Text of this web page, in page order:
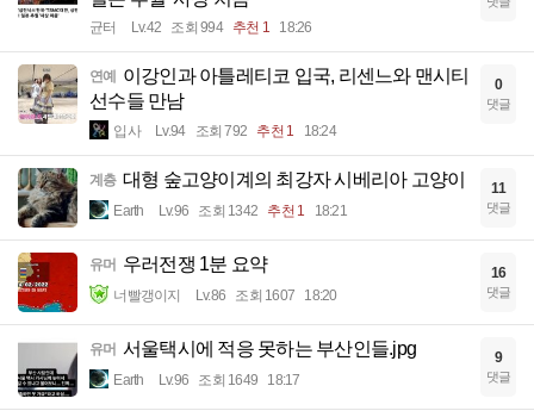
균터 Lv.42 조회 994 추천 1 18:26
연예 이강인과 아틀레티코 입국, 리센느와 맨시티
선수들 만남
입사 Lv.94 조회 792 추천 1 18:24
0
댓글
계층 대형 숲고양이계의 최강자 시베리아 고양이
Earth Lv.96 조회 1342 추천 1 18:21
11
댓글
유머 우러전쟁 1분 요약
너빨갱이지 Lv.86 조회 1607 18:20
16
댓글
유머 서울택시에 적응 못하는 부산인들.jpg
Earth Lv.96 조회 1649 18:17
9
댓글